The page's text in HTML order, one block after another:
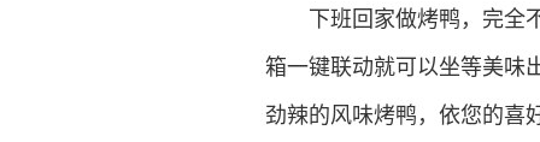
下班回家做烤鸭，完全不
箱一键联动就可以坐等美味
劲辣的风味烤鸭，依您的喜